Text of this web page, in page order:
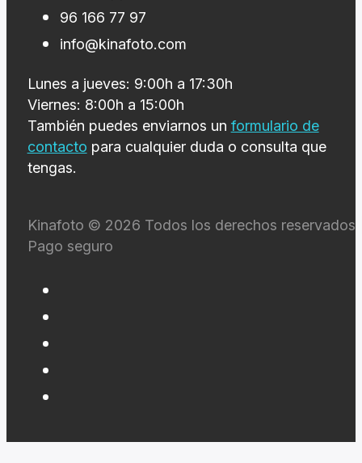
96 166 77 97
info@kinafoto.com
Lunes a jueves: 9:00h a 17:30h
Viernes: 8:00h a 15:00h
También puedes enviarnos un formulario de
contacto para cualquier duda o consulta que
tengas.
Kinafoto © 2026 Todos los derechos reservados
Pago seguro